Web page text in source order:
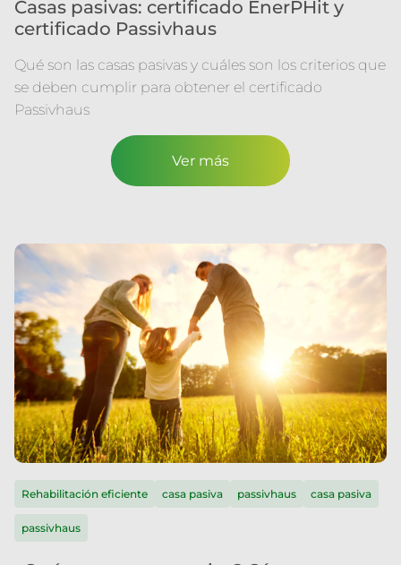
Casas pasivas: certificado EnerPHit y
certificado Passivhaus
Qué son las casas pasivas y cuáles son los criterios que
se deben cumplir para obtener el certificado
Passivhaus
Ver más
Rehabilitación eficiente casa pasiva passivhaus casa pasiva
passivhaus